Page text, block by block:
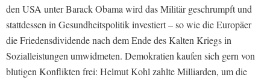
den USA unter Barack Obama wird das Militär geschrumpft und
stattdessen in Gesundheitspolitik investiert – so wie die Europäer
die Friedensdividende nach dem Ende des Kalten Kriegs in
Sozialleistungen umwidmeten. Demokratien kaufen sich gern von
blutigen Konflikten frei: Helmut Kohl zahlte Milliarden, um die